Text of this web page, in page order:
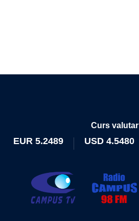
Curs valutar
EUR 5.2489 USD 4.5480